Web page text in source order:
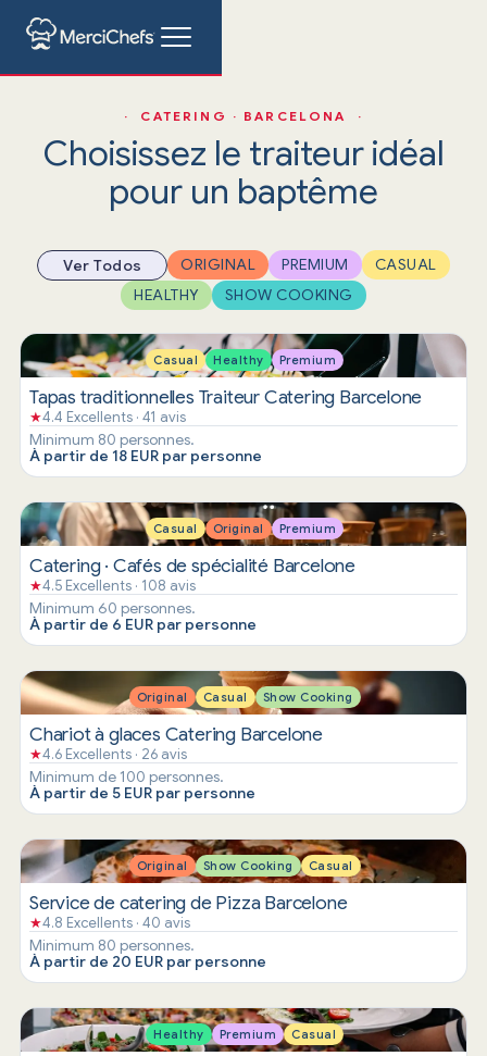
· CATERING · BARCELONA ·
Choisissez le traiteur idéal
pour un baptême
Ver Todos ORIGINAL PREMIUM
CASUAL
HEALTHY
SHOW COOKING
Casual Healthy Premium
Tapas traditionnelles Traiteur Catering Barcelone
★4.4 Excellents · 41 avis
Minimum 80 personnes.
À partir de 18 EUR par personne
Casual Original Premium
Catering · Cafés de spécialité Barcelone
★4.5 Excellents · 108 avis
Minimum 60 personnes.
À partir de 6 EUR par personne
Original Casual Show Cooking
Chariot à glaces Catering Barcelone
★4.6 Excellents · 26 avis
Minimum de 100 personnes.
À partir de 5 EUR par personne
Original Show Cooking Casual
Service de catering de Pizza Barcelone
★4.8 Excellents · 40 avis
Minimum 80 personnes.
À partir de 20 EUR par personne
Healthy Premium Casual